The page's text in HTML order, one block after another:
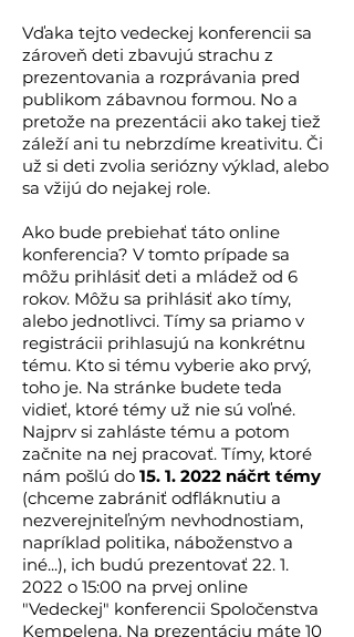
Vďaka tejto vedeckej konferencii sa
zároveň deti zbavujú strachu z
prezentovania a rozprávania pred
publikom zábavnou formou. No a
pretože na prezentácii ako takej tiež
záleží ani tu nebrzdíme kreativitu. Či
už si deti zvolia seriózny výklad, alebo
sa vžijú do nejakej role.
Ako bude prebiehať táto online
konferencia? V tomto prípade sa
môžu prihlásiť deti a mládež od 6
rokov. Môžu sa prihlásiť ako tímy,
alebo jednotlivci. Tímy sa priamo v
registrácii prihlasujú na konkrétnu
tému. Kto si tému vyberie ako prvý,
toho je. Na stránke budete teda
vidieť, ktoré témy už nie sú voľné.
Najprv si zahláste tému a potom
začnite na nej pracovať. Tímy, ktoré
nám pošlú do 15. 1. 2022 náčrt témy
(chceme zabrániť odfláknutiu a
nezverejniteľným nevhodnostiam,
napríklad politika, náboženstvo a
iné...), ich budú prezentovať 22. 1.
2022 o 15:00 na prvej online
"Vedeckej" konferencii Spoločenstva
Kempelena. Na prezentáciu máte 10